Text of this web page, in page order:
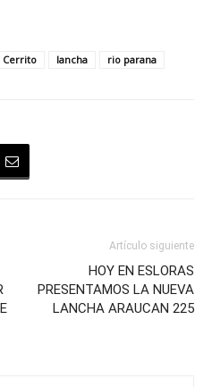
Cerrito lancha rio parana
Artículo siguiente
HOY EN ESLORAS
PRESENTAMOS LA NUEVA
LANCHA ARAUCAN 225